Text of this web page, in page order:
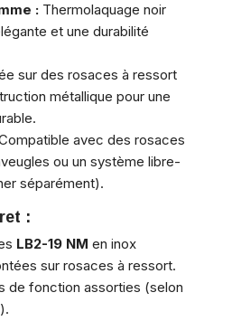
: Thermolaquage noir
et une durabilité
sur des rosaces à ressort
métallique pour une
avec des rosaces
ou un système libre-
séparément).
:
LB2-19 NM en inox
sur rosaces à ressort.
de fonction assorties (selon